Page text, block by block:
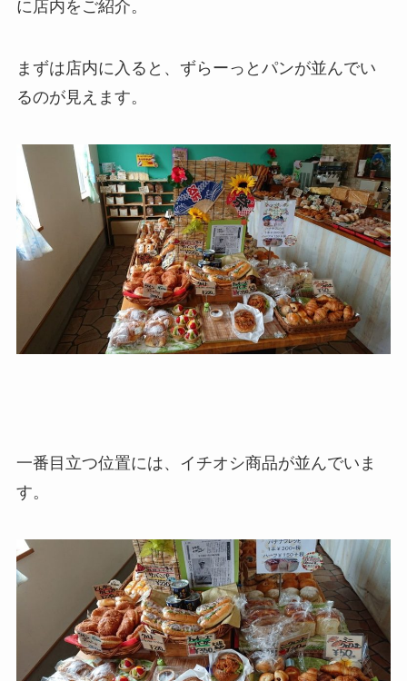
に店内をご紹介。
まずは店内に入ると、ずらーっとパンが並んでい
るのが見えます。
一番目立つ位置には、イチオシ商品が並んでいま
す。